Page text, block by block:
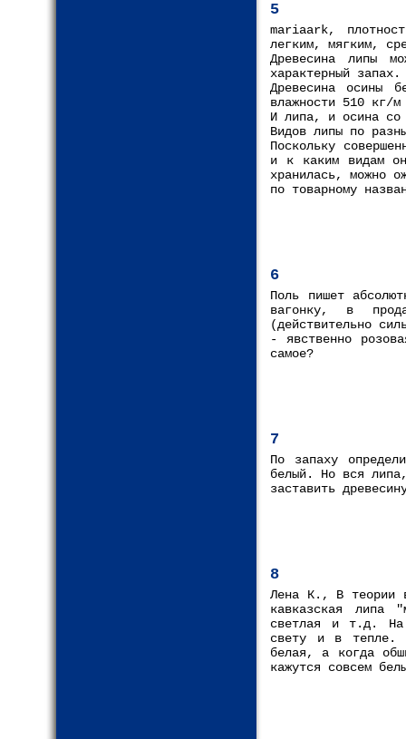
5
mariaark,
легким, мягким,
Древесина липы
характерный
Древесина осины
влажности 510 кг/
И липа, и осина со
Видов липы по
Поскольку
и к каким видам
хранилась, можно
по товарному
6
Поль пишет
вагонку, в
(действительно
- явственно
самое?
7
По запаху
белый. Но вся
заставить
8
Лена К., В теории
кавказская липа
светлая и т.д. На
свету и в тепле.
белая, а когда
кажутся совсем